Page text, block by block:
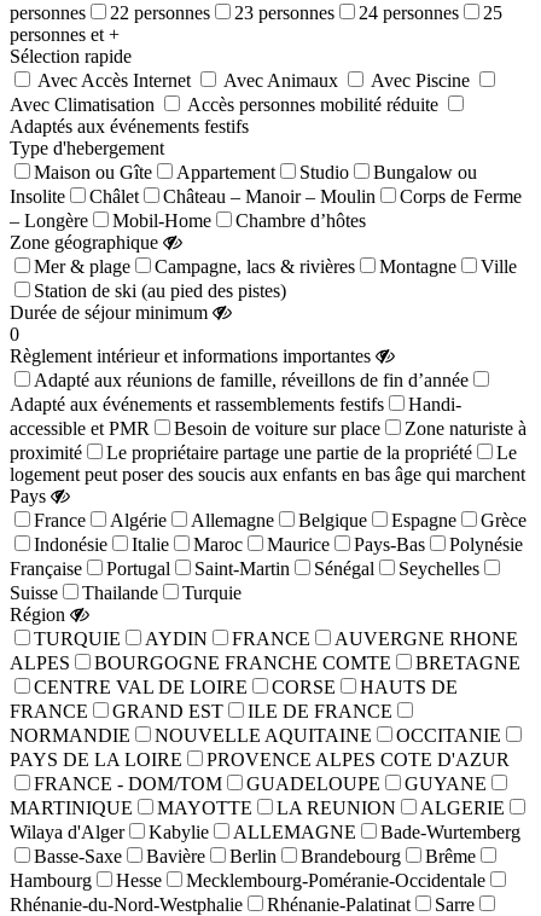
personnes
22 personnes 23 personnes 24 personnes
25
personnes et +
Sélection rapide
Avec Accès Internet
Avec Animaux
Avec Piscine
Avec Climatisation
Accès personnes mobilité réduite
Adaptés aux événements festifs
Type d'hebergement
Maison ou Gîte
Appartement Studio
Bungalow ou
Insolite
Châlet Château – Manoir – Moulin
Corps de Ferme
– Longère
Mobil-Home
Chambre d’hôtes
Zone géographique
Mer & plage
Campagne, lacs & rivières Montagne
Ville
Station de ski (au pied des pistes)
Durée de séjour minimum
0
Règlement intérieur et informations importantes
Adapté aux réunions de famille, réveillons de fin d’année
Adapté aux événements et rassemblements festifs
Handi-
accessible et PMR
Besoin de voiture sur place
Zone naturiste à
proximité
Le propriétaire partage une partie de la propriété
Le
logement peut poser des soucis aux enfants en bas âge qui marchent
Pays
France
Algérie Allemagne Belgique Espagne
Grèce
Indonésie
Italie Maroc Maurice Pays-Bas
Polynésie
Française
Portugal Saint-Martin Sénégal
Seychelles
Suisse
Thailande
Turquie
Région
TURQUIE
AYDIN FRANCE
AUVERGNE RHONE
ALPES
BOURGOGNE FRANCHE COMTE
BRETAGNE
CENTRE VAL DE LOIRE
CORSE
HAUTS DE
FRANCE
GRAND EST
ILE DE FRANCE
NORMANDIE
NOUVELLE AQUITAINE
OCCITANIE
PAYS DE LA LOIRE
PROVENCE ALPES COTE D'AZUR
FRANCE - DOM/TOM
GUADELOUPE
GUYANE
MARTINIQUE
MAYOTTE LA REUNION
ALGERIE
Wilaya d'Alger
Kabylie ALLEMAGNE
Bade-Wurtemberg
Basse-Saxe
Bavière Berlin Brandebourg
Brême
Hambourg
Hesse
Mecklembourg-Poméranie-Occidentale
Rhénanie-du-Nord-Westphalie
Rhénanie-Palatinat
Sarre